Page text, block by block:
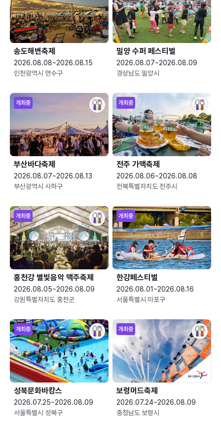
송도해변축제
2026.08.08~2026.08.15
인천광역시 연수구
밀양 수퍼 페스티벌
2026.08.07~2026.08.09
경상남도 밀양시
개최중
부산바다축제
2026.08.07~2026.08.13
부산광역시 사하구
개최중
전주 가맥축제
2026.08.06~2026.08.08
전북특별자치도 전주시
개최중
홍천강 별빛음악 맥주축제
2026.08.05~2026.08.09
강원특별자치도 홍천군
개최중
한강페스티벌
2026.08.01~2026.08.16
서울특별시 마포구
개최중
성북문화바캉스
2026.07.25~2026.08.09
서울특별시 성북구
개최중
보령머드축제
2026.07.24~2026.08.09
충청남도 보령시